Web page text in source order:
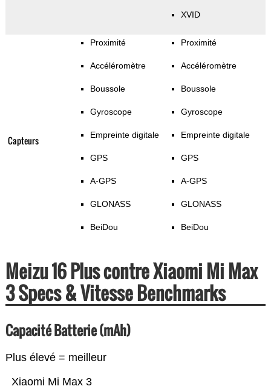
XVID
Capteurs
Proximité
Accéléromètre
Boussole
Gyroscope
Empreinte digitale
GPS
A-GPS
GLONASS
BeiDou
Proximité
Accéléromètre
Boussole
Gyroscope
Empreinte digitale
GPS
A-GPS
GLONASS
BeiDou
Meizu 16 Plus contre Xiaomi Mi Max
3 Specs & Vitesse Benchmarks
Capacité Batterie (mAh)
Plus élevé = meilleur
Xiaomi Mi Max 3